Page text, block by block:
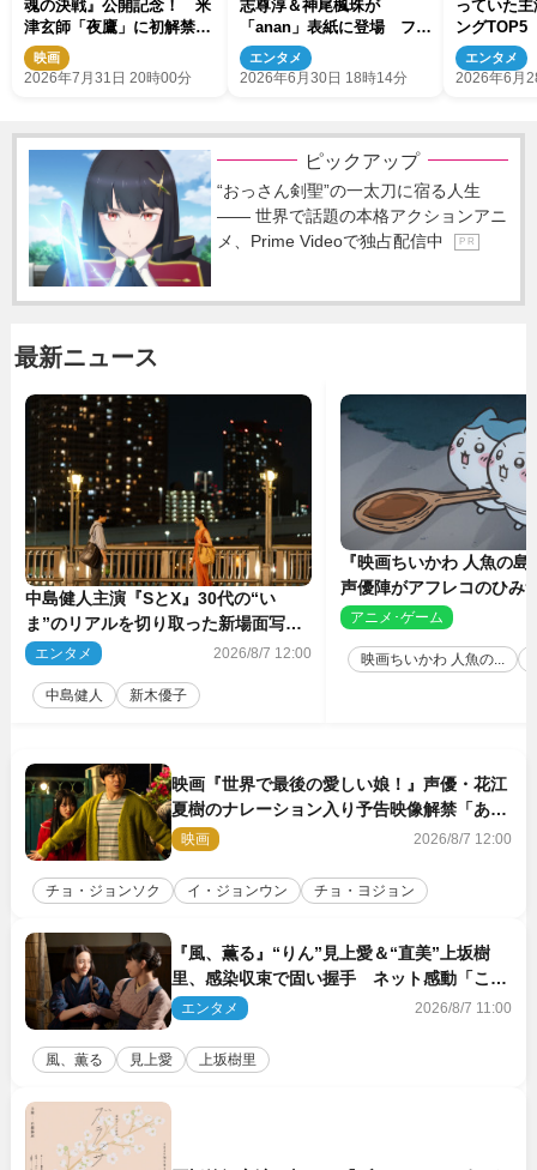
魂の決戦』公開記念！ 米
津玄師「夜鷹」に初解禁の
本編映像を使用したPV到
着
映画
2026年7月31日 20時00分
志尊淳＆神尾楓珠が
「anan」表紙に登場 フォ
ーマルな装い
エンタメ
2026年6月30日 18時14分
っていた
ングTOP5
エンタメ
2026年6月
ピックアップ
“おっさん剣聖”の一太刀に宿る人生
―― 世界で話題の本格アクションアニ
メ、Prime Videoで独占配信中
P R
最新ニュース
中島健人主演『SとX』30代の“い
ま”のリアルを切り取った新場面写真
5点解禁
エンタメ 2026/8/7 12:00
中島健人 新木優子
『映画ちいかわ 人魚の
声優陣がアフレコのひみ
を解説！ 新カットも到
アニメ･ゲーム
映画ちいかわ 人魚の...
映画『世界で最後の愛しい娘！』声優・花江
夏樹のナレーション入り予告映像解禁「あふ
れ出る温かさに涙が止まらない！」
映画 2026/8/7 12:00
チョ・ジョンソク イ・ジョンウン チョ・ヨジョン
『風、薫る』“りん”見上愛＆“直美”上坂樹
里、感染収束で固い握手 ネット感動「この
バディは最強」「アツい」
エンタメ 2026/8/7 11:00
風、薫る 見上愛 上坂樹里